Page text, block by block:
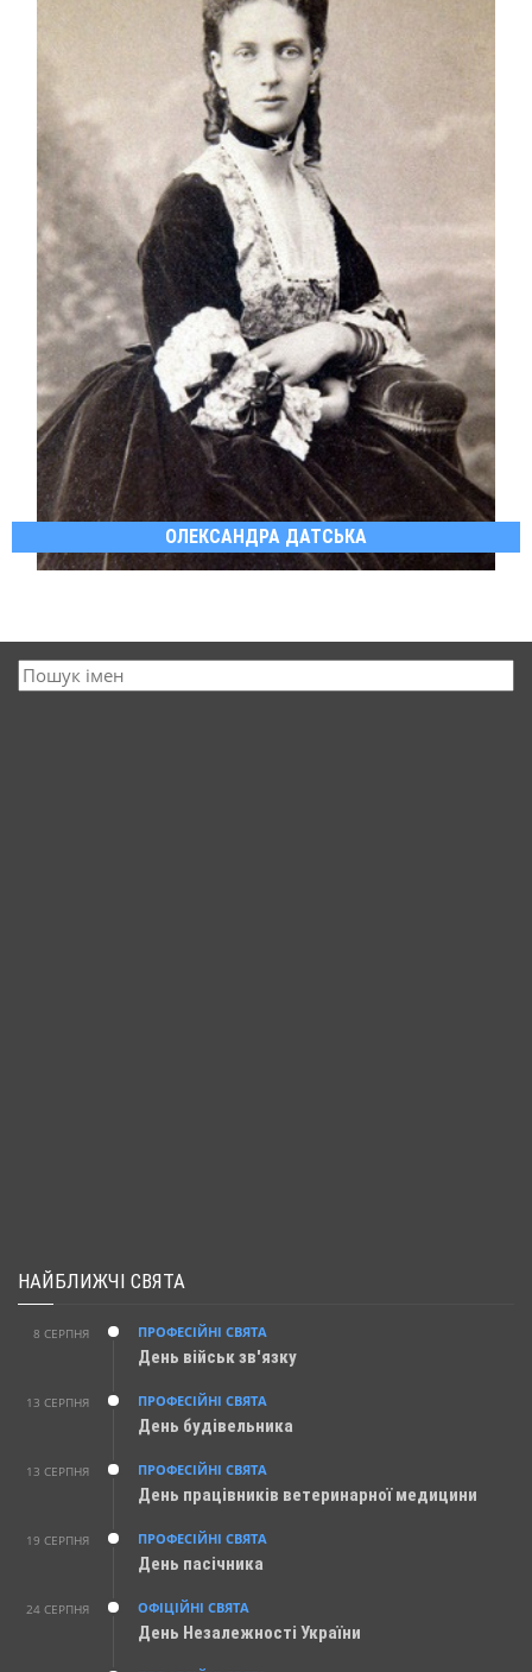
ОЛЕКСАНДРА ДАТСЬКА
НАЙБЛИЖЧІ СВЯТА
8 СЕРПНЯ ПРОФЕСІЙНІ СВЯТА
День військ зв'язку
13 СЕРПНЯ ПРОФЕСІЙНІ СВЯТА
День будівельника
13 СЕРПНЯ ПРОФЕСІЙНІ СВЯТА
День працівників ветеринарної медицини
19 СЕРПНЯ ПРОФЕСІЙНІ СВЯТА
День пасічника
24 СЕРПНЯ ОФІЦІЙНІ СВЯТА
День Незалежності України